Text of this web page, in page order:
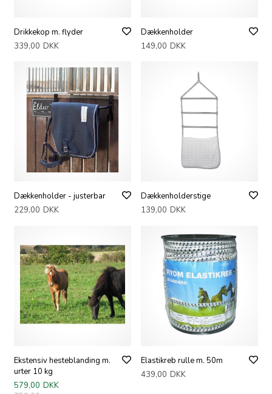
Drikkekop m. flyder
339,00 DKK
Dækkenholder
149,00 DKK
Dækkenholder - justerbar
229,00 DKK
Dækkenholderstige
139,00 DKK
Ekstensiv hesteblanding m.
urter 10 kg
579,00 DKK
Elastikreb rulle m. 50m
439,00 DKK